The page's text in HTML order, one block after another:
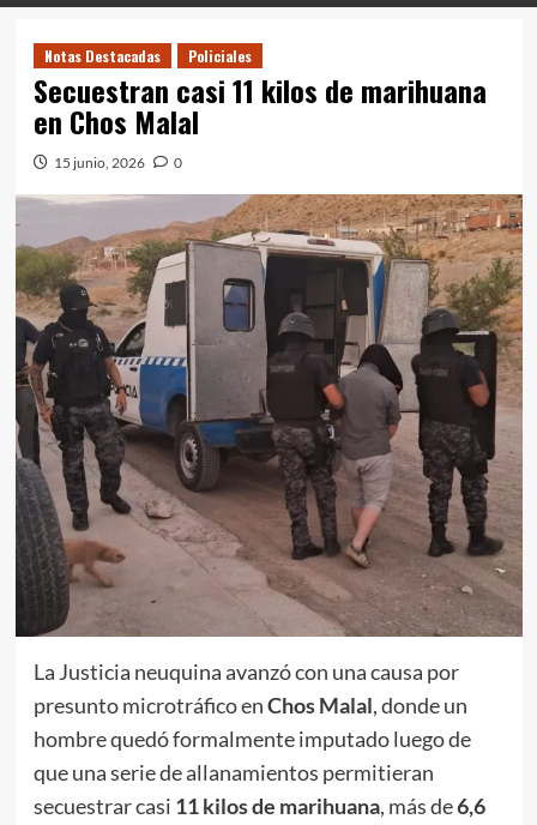
Notas Destacadas Policiales
Secuestran casi 11 kilos de marihuana
en Chos Malal
15 junio, 2026 0
La Justicia neuquina avanzó con una causa por
presunto microtráfico enChos Malal, donde un
hombre quedó formalmente imputado luego de
que una serie de allanamientos permitieran
secuestrar casi 11 kilos de marihuana, más de6,6